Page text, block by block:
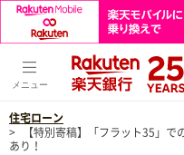
メニュー
住宅ローン
【特別寄稿】「フラット35」
あり！